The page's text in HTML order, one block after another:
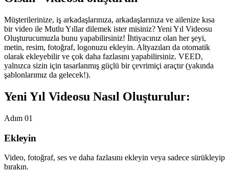
Müşterilerinize, iş arkadaşlarınıza, arkadaşlarınıza ve ailenize kısa
bir video ile Mutlu Yıllar dilemek ister misiniz? Yeni Yıl Videosu
Oluşturucumuzla bunu yapabilirsiniz! İhtiyacınız olan her şeyi,
metin, resim, fotoğraf, logonuzu ekleyin. Altyazıları da otomatik
olarak ekleyebilir ve çok daha fazlasını yapabilirsiniz. VEED,
yalnızca sizin için tasarlanmış güçlü bir çevrimiçi araçtır (yakında
şablonlarımız da gelecek!).
Yeni Yıl Videosu Nasıl Oluşturulur:
Adım 01
Ekleyin
Video, fotoğraf, ses ve daha fazlasını ekleyin veya sadece sürükleyip
bırakın.